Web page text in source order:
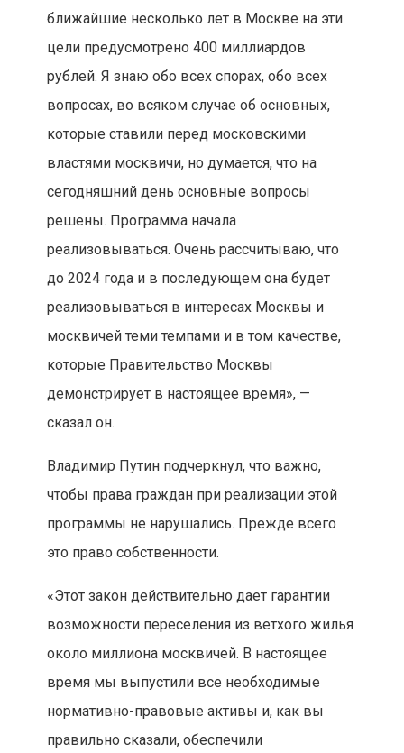
ближайшие несколько лет в Москве на эти
цели предусмотрено 400 миллиардов
рублей. Я знаю обо всех спорах, обо всех
вопросах, во всяком случае об основных,
которые ставили перед московскими
властями москвичи, но думается, что на
сегодняшний день основные вопросы
решены. Программа начала
реализовываться. Очень рассчитываю, что
до 2024 года и в последующем она будет
реализовываться в интересах Москвы и
москвичей теми темпами и в том качестве,
которые Правительство Москвы
демонстрирует в настоящее время», —
сказал он.
Владимир Путин подчеркнул, что важно,
чтобы права граждан при реализации этой
программы не нарушались. Прежде всего
это право собственности.
«Этот закон действительно дает гарантии
возможности переселения из ветхого жилья
около миллиона москвичей. В настоящее
время мы выпустили все необходимые
нормативно-правовые активы и, как вы
правильно сказали, обеспечили